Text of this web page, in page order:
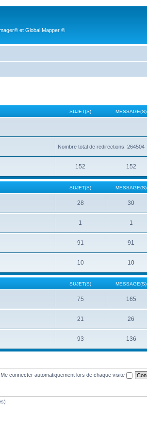
et Global Mapper ©
SUJET(S) MESSAGE(S)
Nombre total de redirections: 264504
152 152
SUJET(S) MESSAGE(S)
28 30
1 1
91 91
10 10
SUJET(S) MESSAGE(S)
75 165
21 26
93 136
Me connecter automatiquement lors de chaque visite